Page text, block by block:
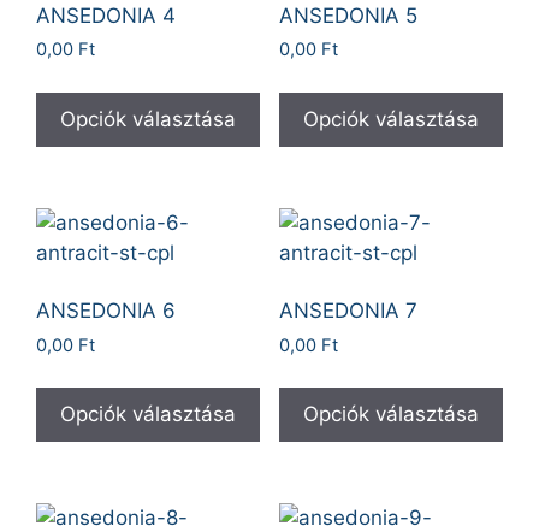
ANSEDONIA 4
0,00 Ft
Opciók választása
ANSEDONIA 5
0,00 Ft
Opciók választása
ANSEDONIA 6
0,00 Ft
Opciók választása
ANSEDONIA 7
0,00 Ft
Opciók választása